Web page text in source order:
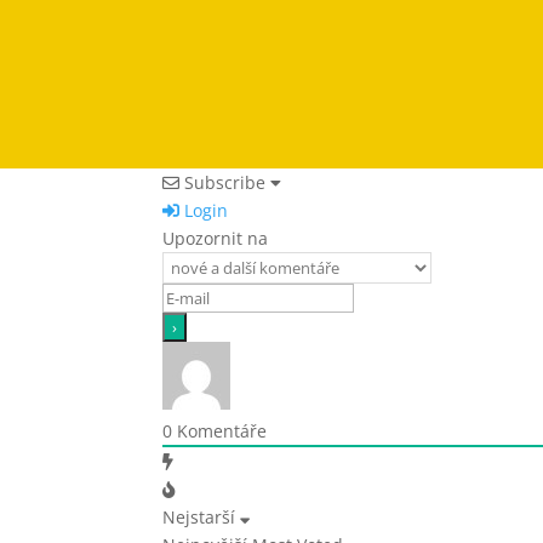
Subscribe
Login
Upozornit na
0 Komentáře
Nejstarší